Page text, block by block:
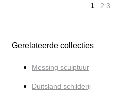
1 2 3
Gerelateerde collecties
Messing sculptuur
Duitsland schilderij